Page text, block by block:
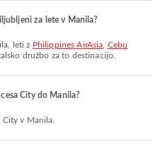
za lete v Manila?
leti z Philippines AirAsia Cebu
družbo za to destinacijo.
City do Manila?
City v Manila.